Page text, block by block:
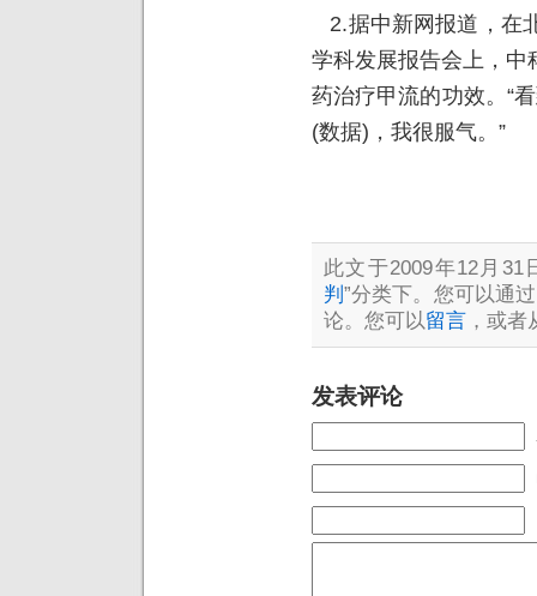
2.据中新网报道，在
学科发展报告会上，中
药治疗甲流的功效。“
(数据)，我很服气。”
此文于2009年12月31
判”分类下。您可以通过
论。您可以留言 ，或
发表评论